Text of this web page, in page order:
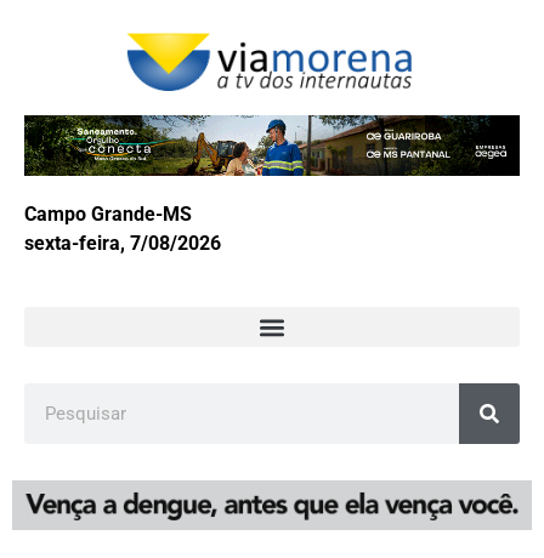
Campo Grande-MS
sexta-feira, 7/08/2026